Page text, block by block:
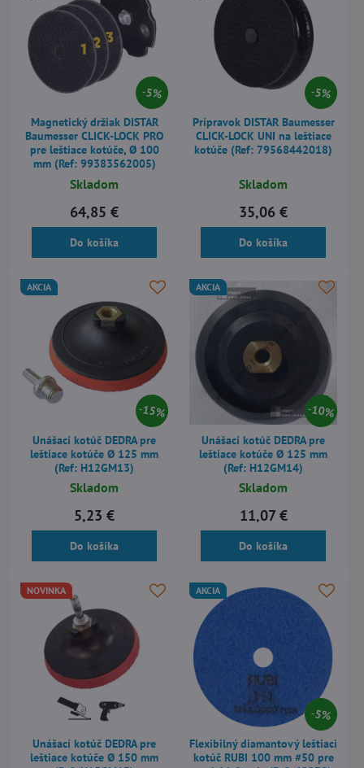
5%
Magnetický držiak DISTAR
Baumesser CLICK-LOCK PRO
pre leštiace kotúče, Ø 100
mm (Ref: 99383562005)
Skladom
64,85 €
Do košíka
5%
Prípravok DISTAR Baumesser
CLICK-LOCK UNI na leštiace
kotúče (Ref: 79568442018)
Skladom
35,06 €
Do košíka
15%
AKCIA
Unášací kotúč DEDRA pre
leštiace kotúče Ø 125 mm
(Ref: H12GM13)
Skladom
5,23 €
Do košíka
10%
AKCIA
Unášací kotúč DEDRA pre
leštiace kotúče Ø 125 mm
(Ref: H12GM14)
Skladom
11,07 €
Do košíka
NOVINKA
Unášací kotúč DEDRA pre
leštiace kotúče Ø 150 mm
5%
AKCIA
Flexibilný diamantový leštiaci
kotúč RUBI 100 mm #50 pre